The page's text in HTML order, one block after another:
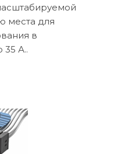
места для
в
35 А..